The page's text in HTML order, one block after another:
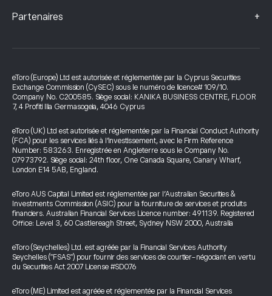
Partenaires +
eToro (Europe) Ltd est autorisée et réglementée par la Cyprus Securities
Exchange Commission (CySEC) sous le numéro de licence# 109/10.
Company No. C200585. Siège social: KANIKA BUSINESS CENTRE, FLOOR
7, 4 Profiti Ilia Germasogeia, 4046 Cyprus
eToro (UK) Ltd est autorisée et réglementée par la Financial Conduct Authority
(FCA) pour les services liés à l’investissement, avec le Firm Reference
Number: 583263. Enregistrée en Angleterre sous le Company No.
07973792. Siège social: 24th floor, One Canada Square, Canary Wharf,
London E14 5AB, England.
eToro AUS Capital Limited est réglementée par l’Australian Securities &
Investments Commission (ASIC) pour la fourniture de services et produits
financiers. Australian Financial Services Licence number: 491139. Registered
Office: Level 3, 60 Castlereagh Street, Sydney NSW 2000, Australia
eToro (Seychelles) Ltd. est agréée par la Financial Services Authority
Seychelles ("FSAS") pour fournir des services de courtier-négociant en vertu
du Securities Act 2007 License #SD076
eToro (ME) Limited est agréée et réglementée par la Financial Services